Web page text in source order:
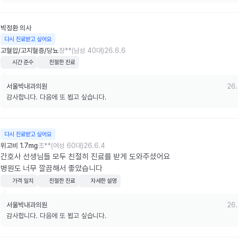
박정환의사
다시 진료받고 싶어요
고혈압/고지혈증/당뇨장**(남성 40대)26.6.6
시간 준수 친절한 진료
서울박내과의원
감사합니다. 다음에 또 뵙고 싶습니다.
다시 진료받고 싶어요
위고비 1.7mg조**(여성 60대)26.6.4
간호사 선생님들 모두 친절히 진료를 받게 도와주셨어요
병원도 너무 깔끔해서 좋았습니다
가격 일치 친절한 진료 자세한 설명
서울박내과의원
감사합니다. 다음에 또 뵙고 싶습니다.